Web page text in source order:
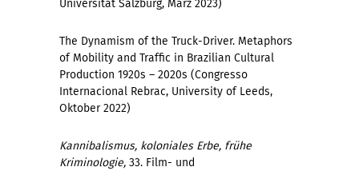
Universität Salzburg, März 2023)
The Dynamism of the Truck-Driver. Metaphors
of Mobility and Traffic in Brazilian Cultural
Production 1920s – 2020s (Congresso
Internacional Rebrac, University of Leeds,
Oktober 2022)
Kannibalismus, koloniales Erbe, frühe
Kriminologie, 33. Film- und